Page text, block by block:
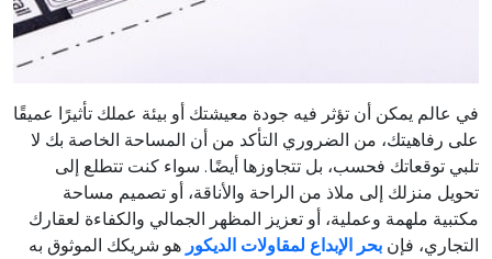
في عالم يمكن أن تؤثر فيه جودة معيشتك أو بيئة عملك تأثيرًا عميقًا
على رفاهيتك، من الضروري التأكد من أن المساحة الخاصة بك لا
تلبي توقعاتك فحسب، بل تتجاوزها أيضًا. سواء كنت تتطلع إلى
تحويل منزلك إلى ملاذ من الراحة والأناقة، أو تصميم مساحة
مكتبية ملهمة وعملية، أو تعزيز المظهر الجمالي والكفاءة لعقارك
التجاري، فإن بحر الإبداع لمقاولات الديكور هو شريكك الموثوق به